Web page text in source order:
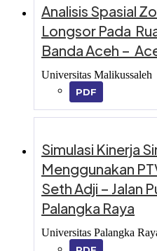
Analisis Spasial
Longsor Pada
Banda Aceh –
Universitas Malikussaleh
PDF
Simulasi Kinerja
Menggunakan
Seth Adji – Jalan
Palangka Raya
Universitas Palangka